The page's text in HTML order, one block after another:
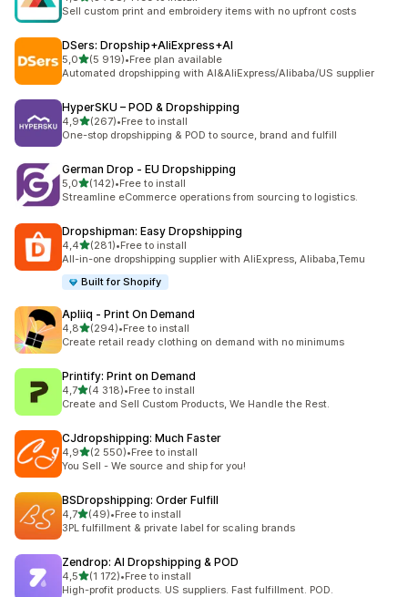
Łączna liczba recenzji: 3708
Sell custom print and embroidery items with no upfront costs
DSers: Dropship+AliExpress+AI
5,0na 5 gwiazdek
(5 919)
Łączna liczba recenzji: 5919
•Free plan available
Automated dropshipping with AI&AliExpress/Alibaba/US supplier
HyperSKU – POD & Dropshipping
4,9na 5 gwiazdek
(267)
Łączna liczba recenzji: 267
•Free to install
One-stop dropshipping & POD to source, brand and fulfill
German Drop ‑ EU Dropshipping
5,0na 5 gwiazdek
(142)
Łączna liczba recenzji: 142
•Free to install
Streamline eCommerce operations from sourcing to logistics.
Dropshipman: Easy Dropshipping
4,4na 5 gwiazdek
(281)
Łączna liczba recenzji: 281
•Free to install
All-in-one dropshipping supplier with AliExpress, Alibaba,Temu
Built for Shopify
Apliiq ‑ Print On Demand
4,8na 5 gwiazdek
(294)
Łączna liczba recenzji: 294
•Free to install
Create retail ready clothing on demand with no minimums
Printify: Print on Demand
4,7na 5 gwiazdek
(4 318)
Łączna liczba recenzji: 4318
•Free to install
Create and Sell Custom Products, We Handle the Rest.
CJdropshipping: Much Faster
4,9na 5 gwiazdek
(2 550)
Łączna liczba recenzji: 2550
•Free to install
You Sell - We source and ship for you!
BSDropshipping: Order Fulfill
4,7na 5 gwiazdek
(49)
Łączna liczba recenzji: 49
•Free to install
3PL fulfillment & private label for scaling brands
Zendrop: AI Dropshipping & POD
4,5na 5 gwiazdek
(1 172)
Łączna liczba recenzji: 1172
•Free to install
High-profit products. US suppliers. Fast fulfillment. POD.